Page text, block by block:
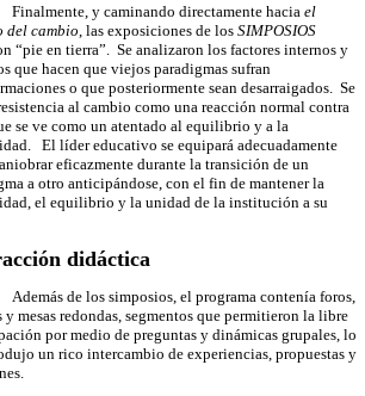
Finalmente, y caminando directamente haciael
del cambio , las exposiciones de los SIMPOSIOS
“pie en tierra”. Se analizaron los factores internos y
que hacen que viejos paradigmas sufran
o que posteriormente sean desarraigados. Se
al cambio como una reacción normal contra
se ve como un atentado al equilibrio y a la
El líder educativo se equipará adecuadamente
eficazmente durante la transición de un
a otro anticipándose, con el fin de mantener la
el equilibrio y la unidad de la institución a su
didáctica
Además de los simposios, el programa contenía foros,
y mesas redondas, segmentos que permitieron la libre
por medio de preguntas y dinámicas grupales, lo
un rico intercambio de experiencias, propuestas y